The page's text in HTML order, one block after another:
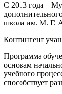
С 2013 года –
школа им. М. Г.
Контингент
Программа
основам
учебного
способствует